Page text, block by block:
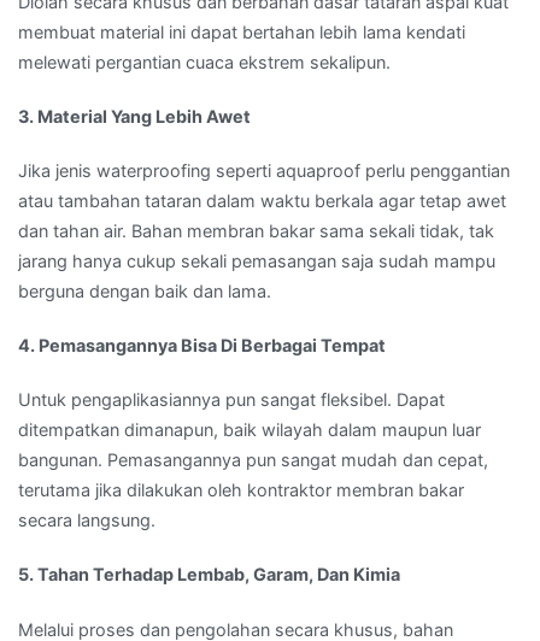
membuat material ini dapat bertahan lebih lama kendati
melewati pergantian cuaca ekstrem sekalipun.
3. Material Yang Lebih Awet
Jika jenis waterproofing seperti aquaproof perlu penggantian
atau tambahan tataran dalam waktu berkala agar tetap awet
dan tahan air. Bahan membran bakar sama sekali tidak, tak
jarang hanya cukup sekali pemasangan saja sudah mampu
berguna dengan baik dan lama.
4. Pemasangannya Bisa Di Berbagai Tempat
Untuk pengaplikasiannya pun sangat fleksibel. Dapat
ditempatkan dimanapun, baik wilayah dalam maupun luar
bangunan. Pemasangannya pun sangat mudah dan cepat,
terutama jika dilakukan oleh kontraktor membran bakar
secara langsung.
5. Tahan Terhadap Lembab, Garam, Dan Kimia
Melalui proses dan pengolahan secara khusus, bahan